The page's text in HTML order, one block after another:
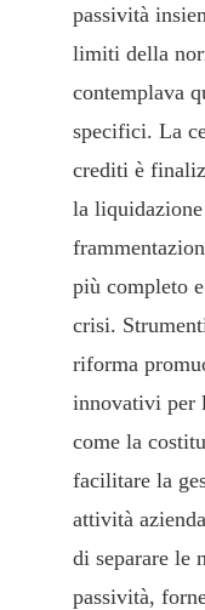
passività
limiti della
contemplava
specifici. La
crediti è
la
più completo
crisi.
riforma
innovativi per
come la
facilitare la
attività
di separare le
passività,